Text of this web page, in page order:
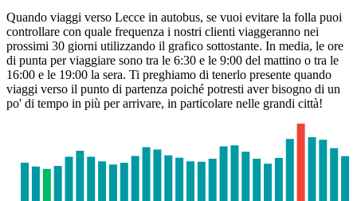
Quando viaggi verso Lecce in autobus, se vuoi evitare la folla puoi
controllare con quale frequenza i nostri clienti viaggeranno nei
prossimi 30 giorni utilizzando il grafico sottostante. In media, le ore
di punta per viaggiare sono tra le 6:30 e le 9:00 del mattino o tra le
16:00 e le 19:00 la sera. Ti preghiamo di tenerlo presente quando
viaggi verso il punto di partenza poiché potresti aver bisogno di un
po' di tempo in più per arrivare, in particolare nelle grandi città!